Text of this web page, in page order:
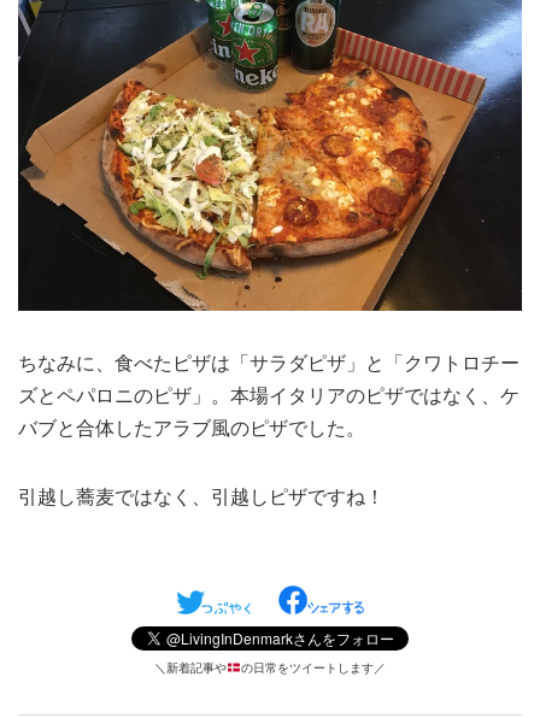
ちなみに、食べたピザは「サラダピザ」と「クワトロチー
ズとペパロニのピザ」。本場イタリアのピザではなく、ケ
バブと合体したアラブ風のピザでした。
引越し蕎麦ではなく、引越しピザですね！
＼新着記事や の日常をツイートします／